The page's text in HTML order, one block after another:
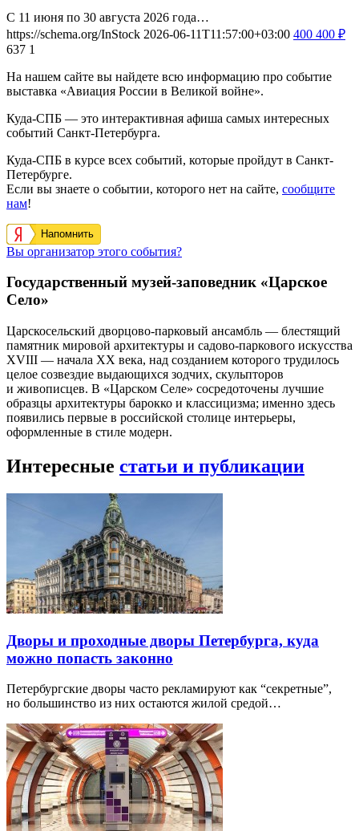
С 11 июня по 30 августа 2026 года…
https://schema.org/InStock 2026-06-11T11:57:00+03:00 400 400 ₽
637 1
На нашем сайте вы найдете всю информацию про событие
выставка «Авиация России в Великой войне».
Куда-СПБ — это интерактивная афиша самых интересных
событий Санкт-Петербурга.
Куда-СПБ в курсе всех событий, которые пройдут в Санкт-
Петербурге.
Если вы знаете о событии, которого нет на сайте, сообщите
нам!
Напомнить
Вы организатор этого события?
Государственный музей-заповедник «Царское
Село»
Царскосельский дворцово-парковый ансамбль — блестящий
памятник мировой архитектуры и садово-паркового искусства
XVIII — начала XX века, над созданием которого трудилось
целое созвездие выдающихся зодчих, скульпторов
и живописцев. В «Царском Селе» сосредоточены лучшие
образцы архитектуры барокко и классицизма; именно здесь
появились первые в российской столице интерьеры,
оформленные в стиле модерн.
Интересные статьи и публикации
Дворы и проходные дворы Петербурга, куда
можно попасть законно
Петербургские дворы часто рекламируют как “секретные”,
но большинство из них остаются жилой средой…